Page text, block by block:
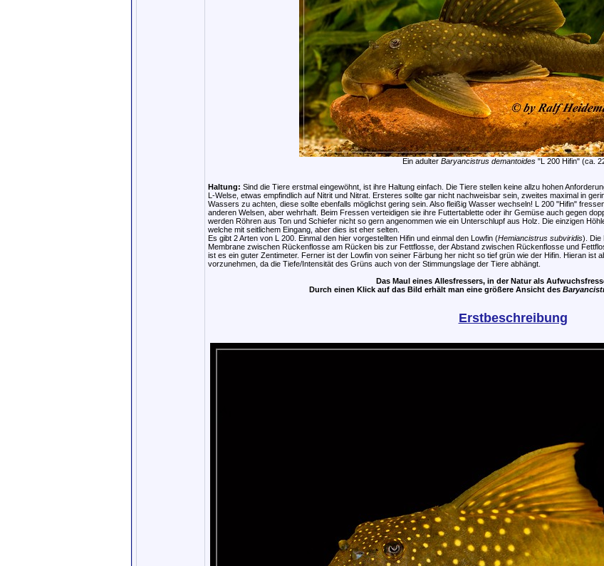
Ein adulter Baryancistrus demantoides"L 200 Hifin" (ca.
Haltung: Sind die Tiere erstmal eingewöhnt, ist ihre Haltung einfach. Die Tiere stellen keine allzu hohen
L-Welse, etwas empfindlich auf Nitrit und Nitrat. Ersteres sollte gar nicht nachweisbar sein, zweites maximal in
Wassers zu achten, diese sollte ebenfalls möglichst gering sein. Also fleißig Wasser wechseln! L 200 "Hifin"
anderen Welsen, aber wehrhaft. Beim Fressen verteidigen sie ihre Futtertablette oder ihr Gemüse auch gegen
werden Röhren aus Ton und Schiefer nicht so gern angenommen wie ein Unterschlupf aus Holz. Die einzigen
welche mit seitlichem Eingang, aber dies ist eher selten.
Es gibt 2 Arten von L 200. Einmal den hier vorgestellten Hifin und einmal den Lowfin (Hemiancistrus subviridis). Die
Membrane zwischen Rückenflosse am Rücken bis zur Fettflosse, der Abstand zwischen Rückenflosse und
ist es ein guter Zentimeter. Ferner ist der Lowfin von seiner Färbung her nicht so tief grün wie der Hifin. Hieran ist
vorzunehmen, da die Tiefe/Intensität des Grüns auch von der Stimmungslage der Tiere abhängt.
Das Maul eines Allesfressers, in der Natur als
Durch einen Klick auf das Bild erhält man eine größere Ansicht des
Erstbeschreibung